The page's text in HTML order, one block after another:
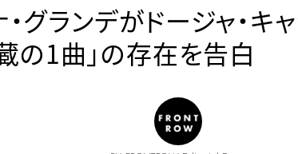
グランデがドージャ・キ
の1曲」の存在を告白